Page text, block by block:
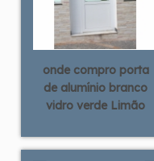
onde compro porta
de alumínio branco
vidro verde Limão